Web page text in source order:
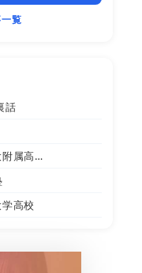
覧
話
附属高…
高校